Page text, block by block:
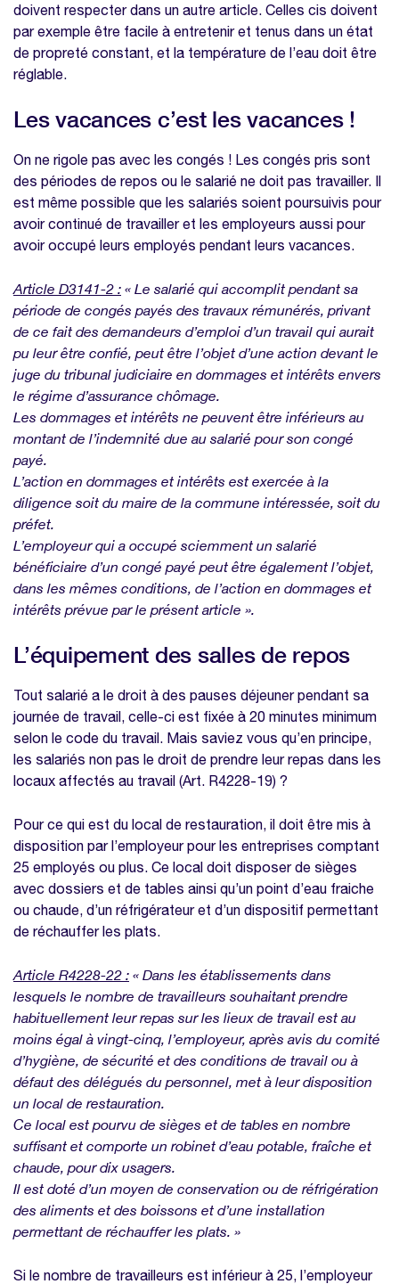
doivent respecter dans un autre article. Celles cis doivent
par exemple être facile à entretenir et tenus dans un état
de propreté constant, et la température de l’eau doit être
réglable.
Les vacances c’est les vacances !
On ne rigole pas avec les congés ! Les congés pris sont
des périodes de repos ou le salarié ne doit pas travailler. Il
est même possible que les salariés soient poursuivis pour
avoir continué de travailler et les employeurs aussi pour
avoir occupé leurs employés pendant leurs vacances.
Article D3141-2 : « Le salarié qui accomplit pendant sa
période de congés payés des travaux rémunérés, privant
de ce fait des demandeurs d’emploi d’un travail qui aurait
pu leur être confié, peut être l’objet d’une action devant le
juge du tribunal judiciaire en dommages et intérêts envers
le régime d’assurance chômage.
Les dommages et intérêts ne peuvent être inférieurs au
montant de l’indemnité due au salarié pour son congé
payé.
L’action en dommages et intérêts est exercée à la
diligence soit du maire de la commune intéressée, soit du
préfet.
L’employeur qui a occupé sciemment un salarié
bénéficiaire d’un congé payé peut être également l’objet,
dans les mêmes conditions, de l’action en dommages et
intérêts prévue par le présent article ».
L’équipement des salles de repos
Tout salarié a le droit à des pauses déjeuner pendant sa
journée de travail, celle-ci est fixée à 20 minutes minimum
selon le code du travail. Mais saviez vous qu’en principe,
les salariés non pas le droit de prendre leur repas dans les
locaux affectés au travail (Art. R4228-19) ?
Pour ce qui est du local de restauration, il doit être mis à
disposition par l’employeur pour les entreprises comptant
25 employés ou plus. Ce local doit disposer de sièges
avec dossiers et de tables ainsi qu’un point d’eau fraiche
ou chaude, d’un réfrigérateur et d’un dispositif permettant
de réchauffer les plats.
Article R4228-22 : « Dans les établissements dans
lesquels le nombre de travailleurs souhaitant prendre
habituellement leur repas sur les lieux de travail est au
moins égal à vingt-cinq, l’employeur, après avis du comité
d’hygiène, de sécurité et des conditions de travail ou à
défaut des délégués du personnel, met à leur disposition
un local de restauration.
Ce local est pourvu de sièges et de tables en nombre
suffisant et comporte un robinet d’eau potable, fraîche et
chaude, pour dix usagers.
Il est doté d’un moyen de conservation ou de réfrigération
des aliments et des boissons et d’une installation
permettant de réchauffer les plats. »
Si le nombre de travailleurs est inférieur à 25, l’employeur